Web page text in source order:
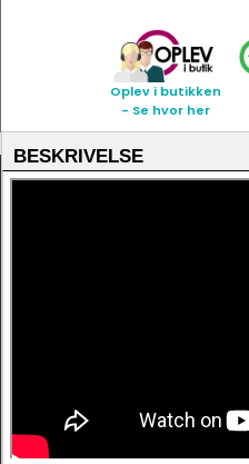
Oplev i butikken
- Se hvor her
BESKRIVELSE